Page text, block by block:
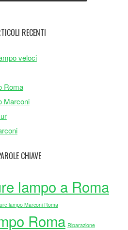
RECENTI
veloci
Roma
Marconi
CHIAVE
lampo a Roma
lampo Marconi Roma
Roma Riparazione